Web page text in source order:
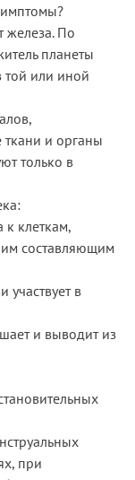
железа. По
планеты
той или иной
и органы
только в
к клеткам,
составляющим
участвует в
и выводит из
при